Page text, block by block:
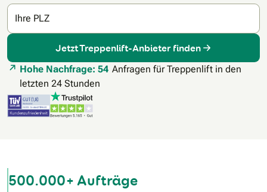
Ihre PLZ
Jetzt Treppenlift-Anbieter finden
Hohe Nachfrage: 54 Anfragen für Treppenlift in den
letzten 24 Stunden
500.000+ Aufträge